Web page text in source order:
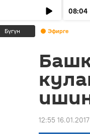
08:04
Бүгүн Эфирге
12:55 16.01.2017